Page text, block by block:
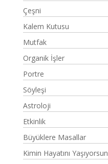
Çeşni
Kalem Kutusu
Mutfak
Organik İşler
Portre
Söyleşi
Astroloji
Etkinlik
Büyüklere Masallar
Kimin Hayatını Yaşıyorsun